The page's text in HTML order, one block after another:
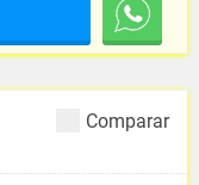
Comparar